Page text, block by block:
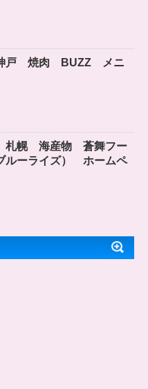
戸 焼肉 BUZZ メニ
幌 海産物 蒼舞フー
ルーライズ） ホームペ